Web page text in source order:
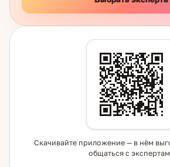
Скачивайте приложение — в нём
общаться с